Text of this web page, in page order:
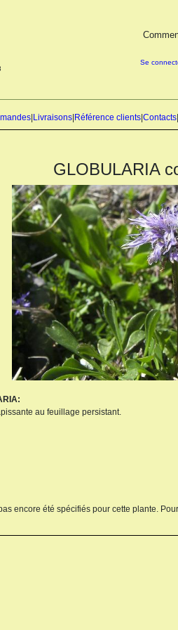
Se
Livraisons Référence clients Contacts
GLOBULARIA
au feuillage persistant.
encore été spécifiés pour cette plante.